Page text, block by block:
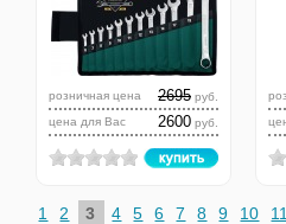
розничная цена 2695 руб.
цена для Вас
2600 руб.
1 2 3 4 5 6 7 8 9 10